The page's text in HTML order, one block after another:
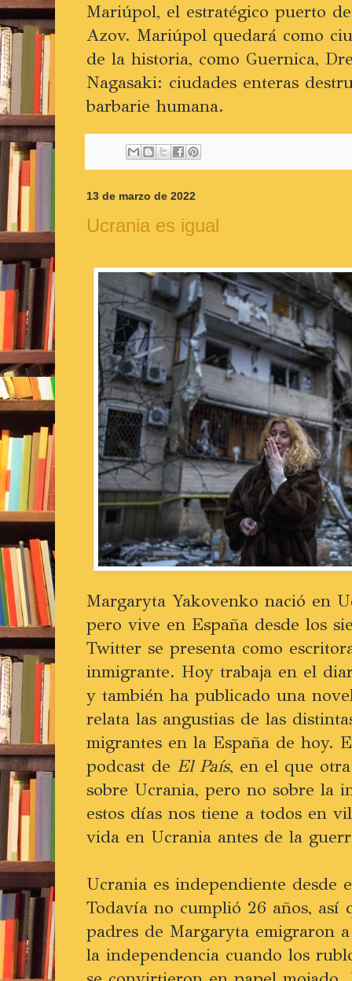
Mariúpol, el estratégico puerto
Azov. Mariúpol quedará como
de la historia, como Guernica,
Nagasaki: ciudades enteras
barbarie humana.
13 de marzo de 2022
Ucrania es igual
Margaryta Yakovenko nació en
pero vive en España desde los
Twitter se presenta como
inmigrante. Hoy trabaja en el
y también ha publicado una
relata las angustias de las
migrantes en la España de hoy.
podcast de El País, en el que
sobre Ucrania, pero no sobre la
estos días nos tiene a todos en
vida en Ucrania antes de la
Ucrania es independiente desde
Todavía no cumplió 26 años, así
padres de Margaryta emigraron
la independencia cuando los